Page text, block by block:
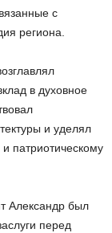
с
региона.
в духовное
и уделял
патриотическому
Александр был
перед